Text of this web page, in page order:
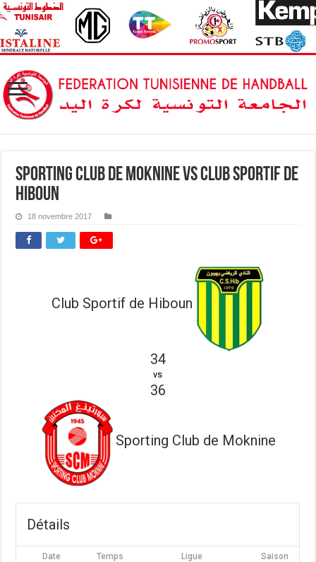
Sporting Club de Moknine vs Club Sportif de
Hiboun
18 novembre 2017
Club Sportif de Hiboun
34
vs
36
Sporting Club de Moknine
Détails
Date Temps Ligue Saison